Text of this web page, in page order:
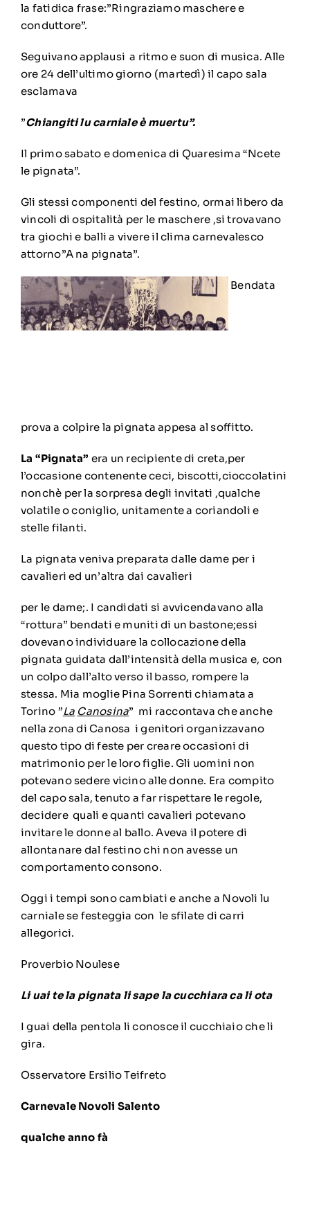
la fatidica frase:”Ringraziamo maschere e
conduttore”.
Seguivano applausi a ritmo e suon di musica. Alle
ore 24 dell’ultimo giorno (martedì) il capo sala
esclamava
”Chiangiti lu carniale è muertu”.
Il primo sabato e domenica di Quaresima “Ncete
le pignata”.
Gli stessi componenti del festino, ormai libero da
vincoli di ospitalità per le maschere ,si trovavano
tra giochi e balli a vivere il clima carnevalesco
attorno”A na pignata”.
Bendata
prova a colpire la pignata appesa al soffitto.
La “Pignata” era un recipiente di creta,per
l’occasione contenente ceci, biscotti,cioccolatini
nonchè per la sorpresa degli invitati ,qualche
volatile o coniglio, unitamente a coriandoli e
stelle filanti.
La pignata veniva preparata dalle dame per i
cavalieri ed un’altra dai cavalieri
per le dame;. I candidati si avvicendavano alla
“rottura” bendati e muniti di un bastone;essi
dovevano individuare la collocazione della
pignata guidata dall’intensità della musica e, con
un colpo dall’alto verso il basso, rompere la
stessa. Mia moglie Pina Sorrenti chiamata a
Torino ”La Canosina” mi raccontava che anche
nella zona di Canosa i genitori organizzavano
questo tipo di feste per creare occasioni di
matrimonio per le loro figlie. Gli uomini non
potevano sedere vicino alle donne. Era compito
del capo sala, tenuto a far rispettare le regole,
decidere quali e quanti cavalieri potevano
invitare le donne al ballo. Aveva il potere di
allontanare dal festino chi non avesse un
comportamento consono.
Oggi i tempi sono cambiati e anche a Novoli lu
carniale se festeggia con le sfilate di carri
allegorici.
Proverbio Noulese
Li uai te la pignata li sape la cucchiara ca li ota
I guai della pentola li conosce il cucchiaio che li
gira.
Osservatore Ersilio Teifreto
Carnevale Novoli Salento
qualche anno fà